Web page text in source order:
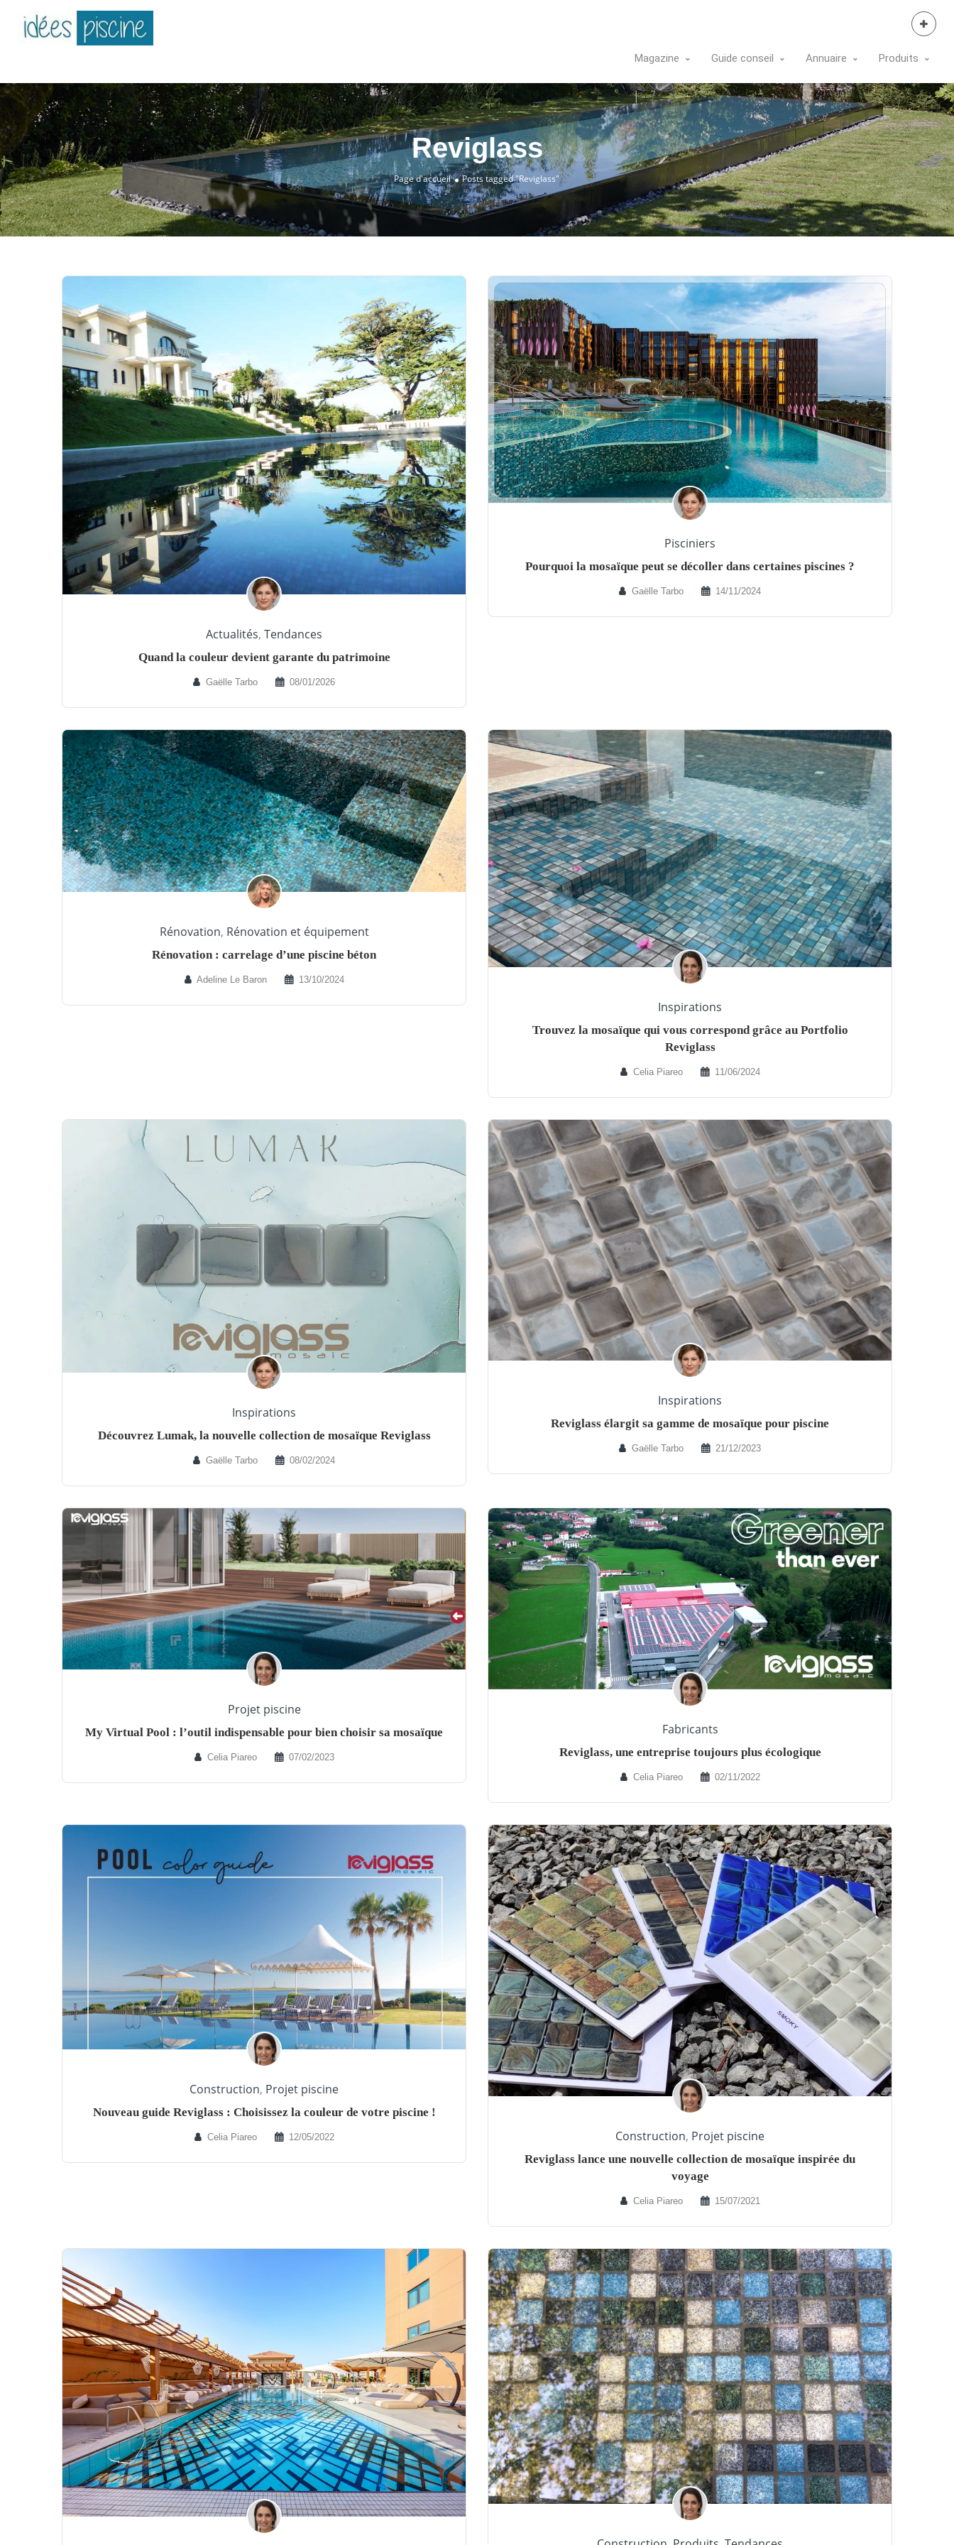
Magazine Guide conseil Annuaire Produits
Reviglass
Page d'accueil Posts tagged "Reviglass"
Actualités, Tendances
Quand la couleur devient garante du patrimoine
Gaëlle Tarbo 08/01/2026
Pisciniers
Pourquoi la mosaïque peut se décoller dans certaines piscines ?
Gaëlle Tarbo 14/11/2024
Rénovation, Rénovation et équipement
Rénovation : carrelage d’une piscine béton
Adeline Le Baron 13/10/2024
Inspirations
Trouvez la mosaïque qui vous correspond grâce au Portfolio
Reviglass
Celia Piareo 11/06/2024
Inspirations
Découvrez Lumak, la nouvelle collection de mosaïque Reviglass
Gaëlle Tarbo 08/02/2024
Inspirations
Reviglass élargit sa gamme de mosaïque pour piscine
Gaëlle Tarbo 21/12/2023
Projet piscine
My Virtual Pool : l’outil indispensable pour bien choisir sa mosaïque
Celia Piareo 07/02/2023
Fabricants
Reviglass, une entreprise toujours plus écologique
Celia Piareo 02/11/2022
Construction, Projet piscine
Nouveau guide Reviglass : Choisissez la couleur de votre piscine !
Celia Piareo 12/05/2022 Construction, Projet piscine
Reviglass lance une nouvelle collection de mosaïque inspirée du
voyage
Celia Piareo 15/07/2021